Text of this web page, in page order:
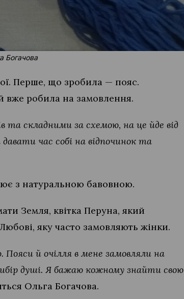
Богачова
Перше, що зробила — пояс.
вже робила на замовлення.
та складними за схемою, на це йде від
час собі на відпочинок та
з натуральною бавовною.
Земля, квітка Перуна, який
яку часто замовляють жінки.
й очілля в мене замовляли на
душі. Я бажаю кожному знайти свою
Ольга Богачова.